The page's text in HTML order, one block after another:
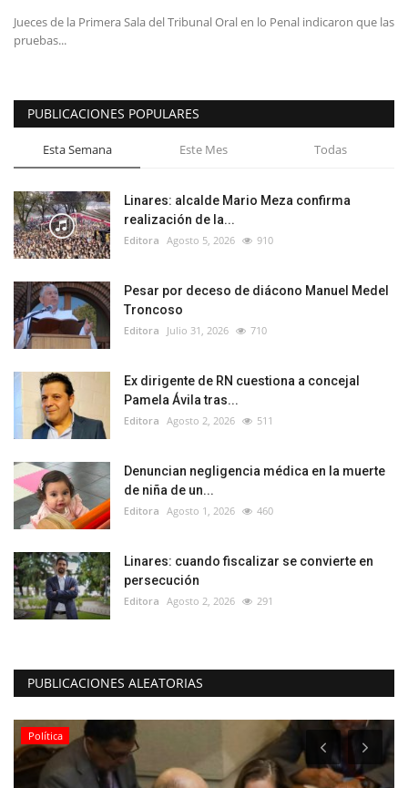
Jueces de la Primera Sala del Tribunal Oral en lo Penal indicaron que las
pruebas...
PUBLICACIONES POPULARES
Esta Semana Este Mes Todas
Linares: alcalde Mario Meza confirma
realización de la...
Editora Agosto 5, 2026 910
Pesar por deceso de diácono Manuel Medel
Troncoso
Editora Julio 31, 2026 710
Ex dirigente de RN cuestiona a concejal
Pamela Ávila tras...
Editora Agosto 2, 2026 511
Denuncian negligencia médica en la muerte
de niña de un...
Editora Agosto 1, 2026 460
Linares: cuando fiscalizar se convierte en
persecución
Editora Agosto 2, 2026 291
PUBLICACIONES ALEATORIAS
Política